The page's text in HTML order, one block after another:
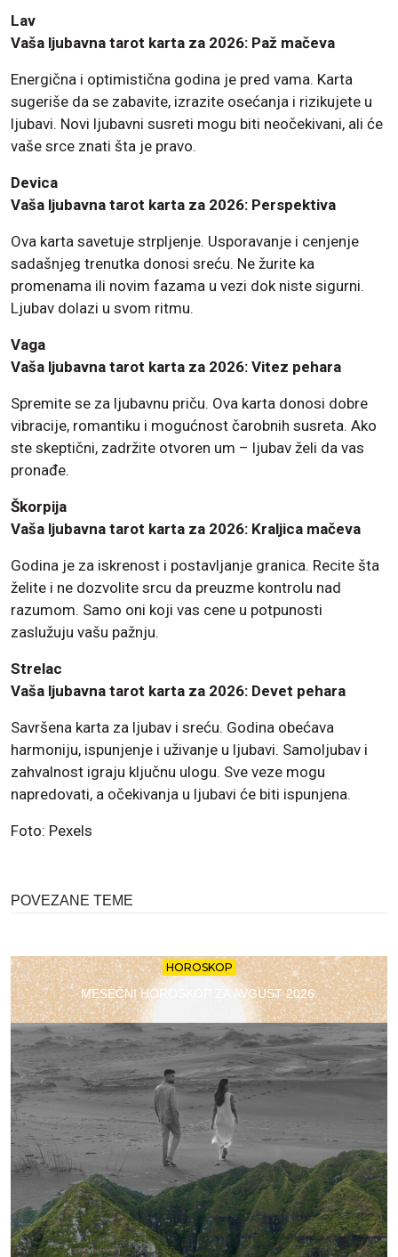
Lav
Vaša ljubavna tarot karta za 2026: Paž mačeva
Energična i optimistična godina je pred vama. Karta
sugeriše da se zabavite, izrazite osećanja i rizikujete u
ljubavi. Novi ljubavni susreti mogu biti neočekivani, ali će
vaše srce znati šta je pravo.
Devica
Vaša ljubavna tarot karta za 2026: Perspektiva
Ova karta savetuje strpljenje. Usporavanje i cenjenje
sadašnjeg trenutka donosi sreću. Ne žurite ka
promenama ili novim fazama u vezi dok niste sigurni.
Ljubav dolazi u svom ritmu.
Vaga
Vaša ljubavna tarot karta za 2026: Vitez pehara
Spremite se za ljubavnu priču. Ova karta donosi dobre
vibracije, romantiku i mogućnost čarobnih susreta. Ako
ste skeptični, zadržite otvoren um – ljubav želi da vas
pronađe.
Škorpija
Vaša ljubavna tarot karta za 2026: Kraljica mačeva
Godina je za iskrenost i postavljanje granica. Recite šta
želite i ne dozvolite srcu da preuzme kontrolu nad
razumom. Samo oni koji vas cene u potpunosti
zaslužuju vašu pažnju.
Strelac
Vaša ljubavna tarot karta za 2026: Devet pehara
Savršena karta za ljubav i sreću. Godina obećava
harmoniju, ispunjenje i uživanje u ljubavi. Samoljubav i
zahvalnost igraju ključnu ulogu. Sve veze mogu
napredovati, a očekivanja u ljubavi će biti ispunjena.
Foto: Pexels
POVEZANE TEME
HOROSKOP
MESEČNI HOROSKOP ZA AVGUST 2026.